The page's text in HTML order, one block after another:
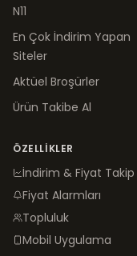
N11
En Çok İndirim Yapan
Siteler
Aktüel Broşürler
Ürün Takibe Al
ÖZELLIKLER
İndirim & Fiyat Takip
Fiyat Alarmları
Topluluk
Mobil Uygulama